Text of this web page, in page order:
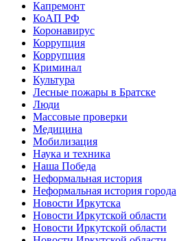
Капремонт
КоАП РФ
Коронавирус
Коррупция
Коррупция
Криминал
Культура
Лесные пожары в Братске
Люди
Массовые проверки
Медицина
Мобилизация
Наука и техника
Наша Победа
Неформальная история
Неформальная история города
Новости Иркутска
Новости Иркутской области
Новости Иркутской области